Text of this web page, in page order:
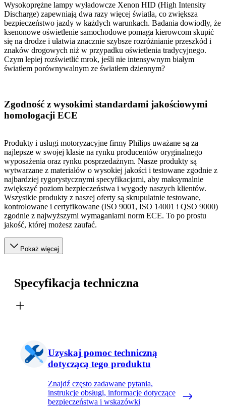
Wysokoprężne lampy wyładowcze Xenon HID (High Intensity
Discharge) zapewniają dwa razy więcej światła, co zwiększa
bezpieczeństwo jazdy w każdych warunkach. Badania dowiodły, że
ksenonowe oświetlenie samochodowe pomaga kierowcom skupić
się na drodze i ułatwia znacznie szybsze rozróżnianie przeszkód i
znaków drogowych niż w przypadku oświetlenia tradycyjnego.
Czym lepiej rozświetlić mrok, jeśli nie intensywnym białym
światłem porównywalnym ze światłem dziennym?
Zgodność z wysokimi standardami jakościowymi
homologacji ECE
Produkty i usługi motoryzacyjne firmy Philips uważane są za
najlepsze w swojej klasie na rynku producentów oryginalnego
wyposażenia oraz rynku posprzedażnym. Nasze produkty są
wytwarzane z materiałów o wysokiej jakości i testowane zgodnie z
najbardziej rygorystycznymi specyfikacjami, aby maksymalnie
zwiększyć poziom bezpieczeństwa i wygody naszych klientów.
Wszystkie produkty z naszej oferty są skrupulatnie testowane,
kontrolowane i certyfikowane (ISO 9001, ISO 14001 i QSO 9000)
zgodnie z najwyższymi wymaganiami norm ECE. To po prostu
jakość, której możesz zaufać.
Pokaż więcej
Specyfikacja techniczna
Uzyskaj pomoc techniczną
dotyczącą tego produktu
Znajdź często zadawane pytania,
instrukcje obsługi, informacje dotyczące
bezpieczeństwa i wskazówki